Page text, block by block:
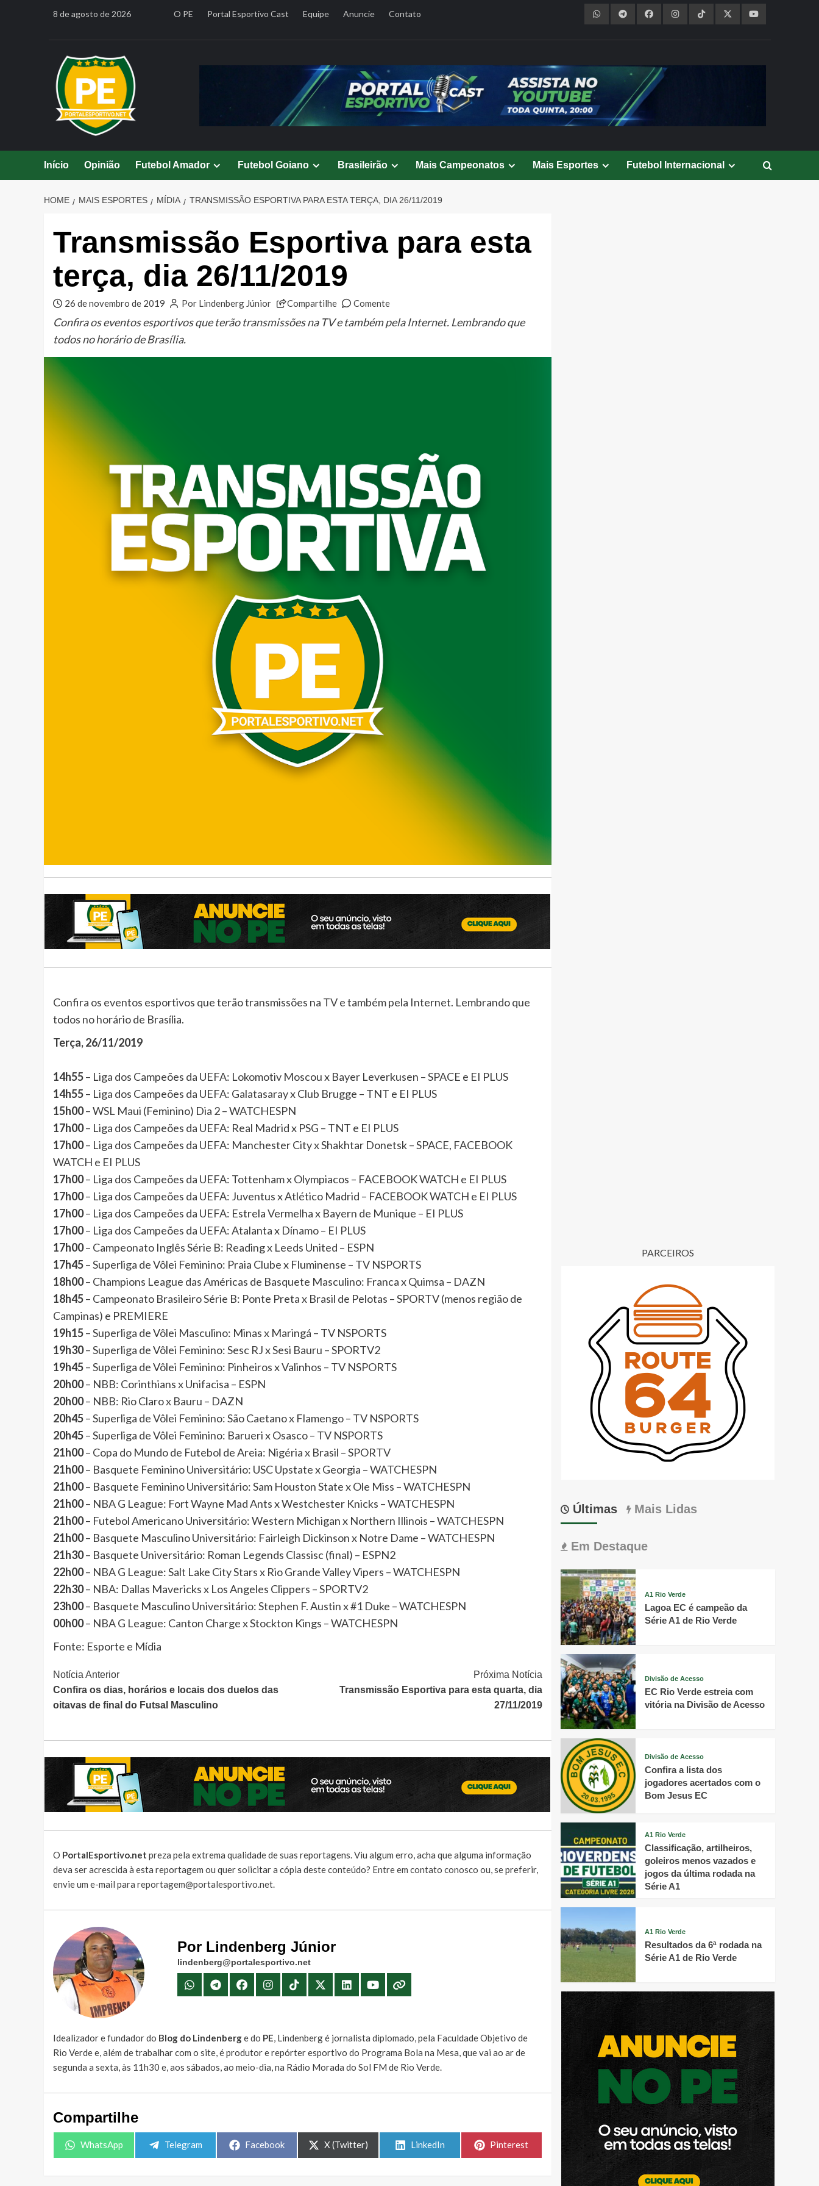
8 de agosto de 2026 O PE Portal Esportivo Cast Equipe Anuncie Contato
Início Opinião Futebol Amador Futebol Goiano Brasileirão Mais Campeonatos Mais Esportes Futebol Internacional
HOME MAIS ESPORTES MÍDIA TRANSMISSÃO ESPORTIVA PARA ESTA TERÇA, DIA 26/11/2019
Transmissão Esportiva para esta
terça, dia 26/11/2019
26 de novembro de 2019 Por Lindenberg Júnior Compartilhe Comente
Confira os eventos esportivos que terão transmissões na TV e também pela Internet. Lembrando que
todos no horário de Brasília.
Confira os eventos esportivos que terão transmissões na TV e também pela Internet. Lembrando que
todos no horário de Brasília.
Terça, 26/11/2019
14h55– Liga dos Campeões da UEFA: Lokomotiv Moscou x Bayer Leverkusen – SPACE e EI PLUS
14h55– Liga dos Campeões da UEFA: Galatasaray x Club Brugge – TNT e EI PLUS
15h00– WSL Maui (Feminino) Dia 2 – WATCHESPN
17h00– Liga dos Campeões da UEFA: Real Madrid x PSG – TNT e EI PLUS
17h00– Liga dos Campeões da UEFA: Manchester City x Shakhtar Donetsk – SPACE, FACEBOOK
WATCH e EI PLUS
17h00– Liga dos Campeões da UEFA: Tottenham x Olympiacos – FACEBOOK WATCH e EI PLUS
17h00– Liga dos Campeões da UEFA: Juventus x Atlético Madrid – FACEBOOK WATCH e EI PLUS
17h00– Liga dos Campeões da UEFA: Estrela Vermelha x Bayern de Munique – EI PLUS
17h00– Liga dos Campeões da UEFA: Atalanta x Dínamo – EI PLUS
17h00– Campeonato Inglês Série B: Reading x Leeds United – ESPN
17h45– Superliga de Vôlei Feminino: Praia Clube x Fluminense – TV NSPORTS
18h00– Champions League das Américas de Basquete Masculino: Franca x Quimsa – DAZN
18h45– Campeonato Brasileiro Série B: Ponte Preta x Brasil de Pelotas – SPORTV (menos região de
Campinas) e PREMIERE
19h15– Superliga de Vôlei Masculino: Minas x Maringá – TV NSPORTS
19h30– Superliga de Vôlei Feminino: Sesc RJ x Sesi Bauru – SPORTV2
19h45– Superliga de Vôlei Feminino: Pinheiros x Valinhos – TV NSPORTS
20h00– NBB: Corinthians x Unifacisa – ESPN
20h00– NBB: Rio Claro x Bauru – DAZN
20h45– Superliga de Vôlei Feminino: São Caetano x Flamengo – TV NSPORTS
20h45– Superliga de Vôlei Feminino: Barueri x Osasco – TV NSPORTS
21h00– Copa do Mundo de Futebol de Areia: Nigéria x Brasil – SPORTV
21h00– Basquete Feminino Universitário: USC Upstate x Georgia – WATCHESPN
21h00– Basquete Feminino Universitário: Sam Houston State x Ole Miss – WATCHESPN
21h00– NBA G League: Fort Wayne Mad Ants x Westchester Knicks – WATCHESPN
21h00– Futebol Americano Universitário: Western Michigan x Northern Illinois – WATCHESPN
21h00– Basquete Masculino Universitário: Fairleigh Dickinson x Notre Dame – WATCHESPN
21h30– Basquete Universitário: Roman Legends Classisc (final) – ESPN2
22h00– NBA G League: Salt Lake City Stars x Rio Grande Valley Vipers – WATCHESPN
22h30– NBA: Dallas Mavericks x Los Angeles Clippers – SPORTV2
23h00– Basquete Masculino Universitário: Stephen F. Austin x #1 Duke – WATCHESPN
00h00– NBA G League: Canton Charge x Stockton Kings – WATCHESPN
Fonte: Esporte e Mídia
Continue
Lendo
Notícia Anterior
Confira os dias, horários e locais dos duelos das
oitavas de final do Futsal Masculino
Próxima Notícia
Transmissão Esportiva para esta quarta, dia
27/11/2019
O PortalEsportivo.net preza pela extrema qualidade de suas reportagens. Viu algum erro, acha que alguma informação
deva ser acrescida à esta reportagem ou quer solicitar a cópia deste conteúdo? Entre em contato conosco ou, se preferir,
envie um e-mail para reportagem@portalesportivo.net.
Por Lindenberg Júnior
lindenberg@portalesportivo.net
Idealizador e fundador do Blog do Lindenberge do PE, Lindenberg é jornalista diplomado, pela Faculdade Objetivo de
Rio Verde e, além de trabalhar com o site, é produtor e repórter esportivo do Programa Bola na Mesa, que vai ao ar de
segunda a sexta, às 11h30 e, aos sábados, ao meio-dia, na Rádio Morada do Sol FM de Rio Verde.
Compartilhe
Share
WhatsApp
Share
Telegram
Share
Facebook
Share
on
X (Twitter)
Share
LinkedIn
Share
Pinterest
PARCEIROS
Últimas Mais Lidas
Em Destaque
A1 Rio Verde
Lagoa EC é campeão da
Série A1 de Rio Verde
Divisão de Acesso
EC Rio Verde estreia com
vitória na Divisão de Acesso
Divisão de Acesso
Confira a lista dos
jogadores acertados com o
Bom Jesus EC
A1 Rio Verde
Classificação, artilheiros,
goleiros menos vazados e
jogos da última rodada na
Série A1
A1 Rio Verde
Resultados da 6ª rodada na
Série A1 de Rio Verde